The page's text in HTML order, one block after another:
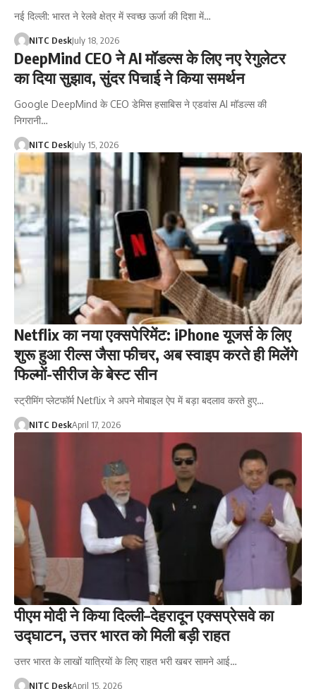
नई दिल्ली: भारत ने रेलवे क्षेत्र में स्वच्छ ऊर्जा की दिशा में…
NITC DeskJuly 18, 2026
DeepMind CEO ने AI मॉडल्स के लिए नए रेगुलेटर
का दिया सुझाव, सुंदर पिचाई ने किया समर्थन
Google DeepMind के CEO डेमिस हसाबिस ने एडवांस AI मॉडल्स की
निगरानी…
NITC DeskJuly 15, 2026
Netflix का नया एक्सपेरिमेंट: iPhone यूजर्स के लिए
शुरू हुआ रील्स जैसा फीचर, अब स्वाइप करते ही मिलेंगे
फिल्मों-सीरीज के बेस्ट सीन
स्ट्रीमिंग प्लेटफॉर्म Netflix ने अपने मोबाइल ऐप में बड़ा बदलाव करते हुए…
NITC DeskApril 17, 2026
पीएम मोदी ने किया दिल्ली–देहरादून एक्सप्रेसवे का
उद्घाटन, उत्तर भारत को मिली बड़ी राहत
उत्तर भारत के लाखों यात्रियों के लिए राहत भरी खबर सामने आई…
NITC DeskApril 15, 2026